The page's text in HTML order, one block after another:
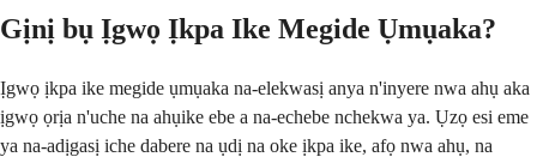
Gịnị bụ Ịgwọ Ịkpa Ike Megide Ụmụaka?
Ịgwọ ịkpa ike megide ụmụaka na-elekwasị anya n'inyere nwa ahụ aka
ịgwọ ọrịa n'uche na ahụike ebe a na-echebe nchekwa ya. Ụzọ esi eme
ya na-adịgasị iche dabere na ụdị na oke ịkpa ike, afọ nwa ahụ, na